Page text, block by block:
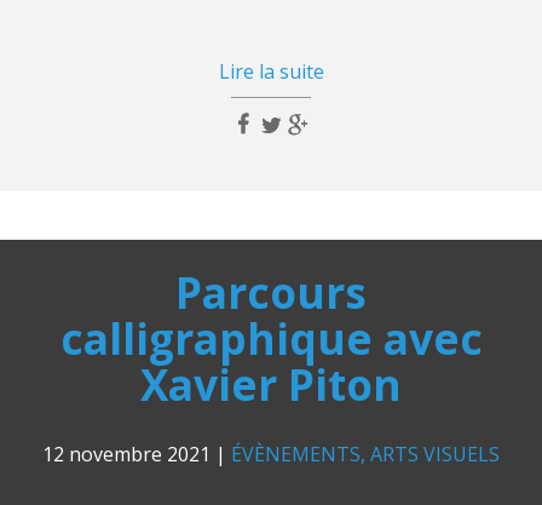
Lire la suite
Parcours
calligraphique avec
Xavier Piton
12 novembre 2021 | ÉVÈNEMENTS ARTS VISUELS